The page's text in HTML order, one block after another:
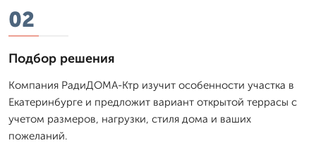
02
Подбор решения
Компания РадиДОМА-Ктр изучит особенности участка в
Екатеринбурге и предложит вариант открытой террасы с
учетом размеров, нагрузки, стиля дома и ваших
пожеланий.